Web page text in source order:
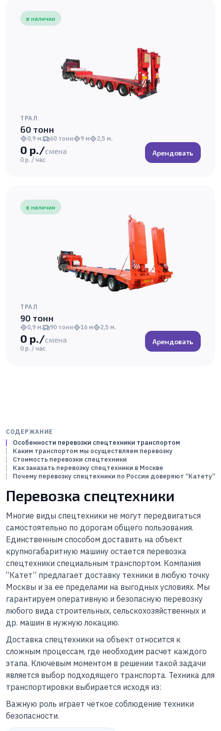
в наличии
ТРАЛ
60 тонн
0,9 м. 60 тонн 9 м 2,5 м.
0 р./смена
0 р. / час
Арендовать
в наличии
ТРАЛ
90 тонн
0,9 м. 90 тонн 16 м 2,5 м.
0 р./смена
0 р. / час
Арендовать
СОДЕРЖАНИЕ
Особенности перевозки спецтехники транспортом
Каким транспортом мы осуществляем перевозку
Стоимость перевозки спецтехники
Как заказать перевозку спецтехники в Москве
Почему перевозку спецтехники по России доверяют “Катету”
Перевозка спецтехники
Многие виды спецтехники не могут передвигаться
самостоятельно по дорогам общего пользования.
Единственным способом доставить на объект
крупногабаритную машину остается перевозка
спецтехники специальным транспортом. Компания
“Катет” предлагает доставку техники в любую точку
Москвы и за ее пределами на выгодных условиях. Мы
гарантируем оперативную и безопасную перевозку
любого вида строительных, сельскохозяйственных и
др. машин в нужную локацию.
Доставка спецтехники на объект относится к
сложным процессам, где необходим расчет каждого
этапа. Ключевым моментом в решении такой задачи
является выбор подходящего транспорта. Техника для
транспортировки выбирается исходя из:
Важную роль играет четкое соблюдение техники
безопасности.